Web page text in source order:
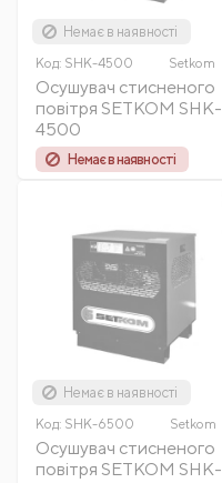
Немає в наявності
Код: SHK-4500 Setkom
Осушувач стисненого
повітря SETKOM SHK-
4500
Немає в наявності
Немає в наявності
Код: SHK-6500 Setkom
Осушувач стисненого
повітря SETKOM SHK-